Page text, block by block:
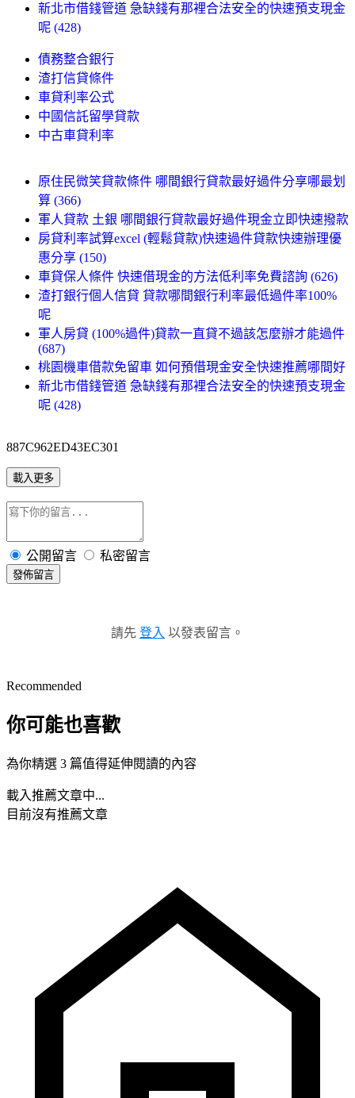
新北市借錢管道 急缺錢有那裡合法安全的快速預支現金
呢 (428)
債務整合銀行
渣打信貸條件
車貸利率公式
中國信託留學貸款
中古車貸利率
原住民微笑貸款條件 哪間銀行貸款最好過件分享哪最划
算 (366)
軍人貸款 土銀 哪間銀行貸款最好過件現金立即快速撥款
房貸利率試算excel (輕鬆貸款)快速過件貸款快速辦理優
惠分享 (150)
車貸保人條件 快速借現金的方法低利率免費諮詢 (626)
渣打銀行個人信貸 貸款哪間銀行利率最低過件率100%
呢
軍人房貸 (100%過件)貸款一直貸不過該怎麼辦才能過件
(687)
桃園機車借款免留車 如何預借現金安全快速推薦哪間好
新北市借錢管道 急缺錢有那裡合法安全的快速預支現金
呢 (428)
887C962ED43EC301
載入更多
公開留言 私密留言
發佈留言
請先 登入 以發表留言。
Recommended
你可能也喜歡
為你精選 3 篇值得延伸閱讀的內容
載入推薦文章中...
目前沒有推薦文章